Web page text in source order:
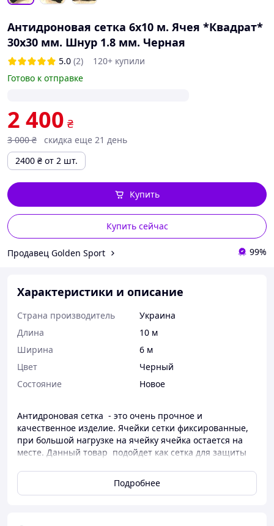
Антидроновая сетка 6х10 м. Ячея *Квадрат*
30х30 мм. Шнур 1.8 мм. Черная
5.0 (2)
120+ купили
Готово к отправке
2 400 ₴
3 000 ₴
скидка еще 21 день
2400 ₴ от 2 шт.
Купить сейчас
Купить
Продавец Golden Sport 99%
Характеристики и описание
Страна производитель
Украина
Длина
10 м
Ширина
6 м
Цвет
Черный
Состояние
Новое
Антидроновая сетка - это очень прочное и
качественное изделие. Ячейки сетки фиксированные,
при большой нагрузке на ячейку ячейка остается на
месте. Данный товар подойдет как сетка для защиты
разного типа.
Размер сетки
Подробнее